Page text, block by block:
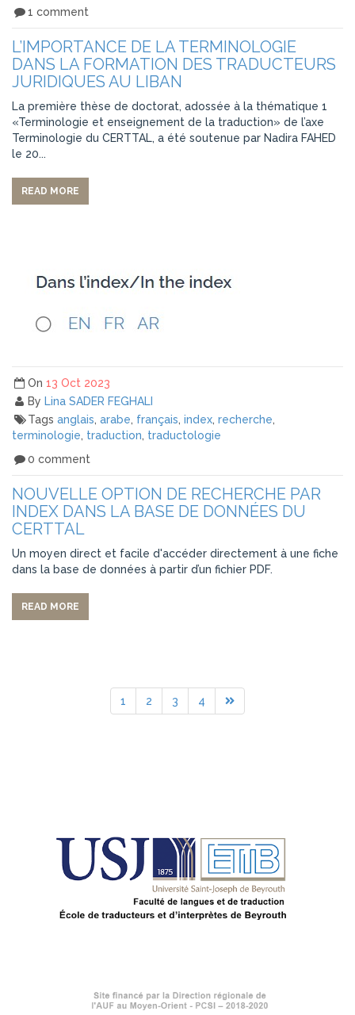
1 comment
L’IMPORTANCE DE LA TERMINOLOGIE
DANS LA FORMATION DES TRADUCTEURS
JURIDIQUES AU LIBAN
La première thèse de doctorat, adossée à la thématique 1
«Terminologie et enseignement de la traduction» de l’axe
Terminologie du CERTTAL, a été soutenue par Nadira FAHED
le 20...
READ MORE
On 13 Oct 2023
By Lina SADER FEGHALI
Tags anglais, arabe, français, index, recherche,
terminologie, traduction, traductologie
0 comment
NOUVELLE OPTION DE RECHERCHE PAR
INDEX DANS LA BASE DE DONNÉES DU
CERTTAL
Un moyen direct et facile d'accéder directement à une fiche
dans la base de données à partir d’un fichier PDF.
READ MORE
1 2 3 4